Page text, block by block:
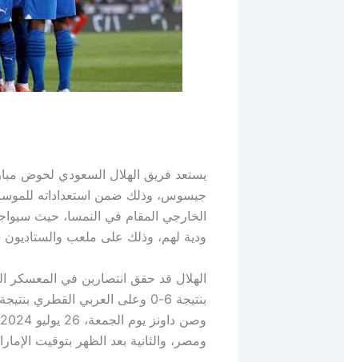
يستعد فريق الهلال السعودي لخوض
الخارجي المقام في النمسا، حيث
ودية لهم، وذلك على ملعب
الهلال قد حقق انتصارين في المعسكر
ومصر، والثانية بعد الظهر بتوقيت